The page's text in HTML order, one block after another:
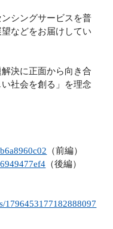
シングサービスを普
などをお届けしてい
決に正面から向き合
社会を創る」を理念
（前編）
（後編）
1796453177182888097